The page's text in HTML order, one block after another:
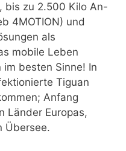
bis zu 2.500 Kilo An-
4MOTION) und
als
mobile Leben
besten Sinne! In
Tiguan
Anfang
Länder Europas,
Übersee.